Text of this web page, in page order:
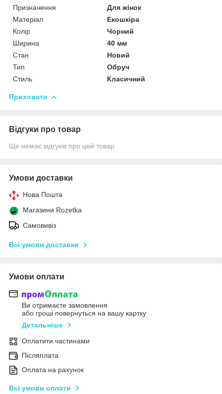
Призначення
Для жінок
Матеріал
Екошкіра
Колір
Чорний
Ширина
40 мм
Стан
Новий
Тип
Обруч
Стиль
Класичний
Приховати
Відгуки про товар
Ще немає відгуків про цей товар
Умови доставки
Нова Пошта
Магазини Rozetka
Самовивіз
Всі умови доставки
Умови оплати
Ви отримаєте замовлення
або гроші повернуться на вашу картку
Детальніше
Оплатити частинами
Післяплата
Оплата на рахунок
Всі умови оплати